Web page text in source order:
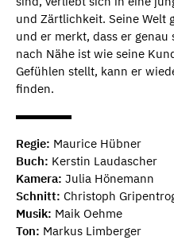
und Zärtlichkeit. Seine Welt
und er merkt, dass er
nach Nähe ist wie seine
Gefühlen stellt, kann er
finden.
Regie: Maurice Hübner
Buch: Kerstin Laudascher
Kamera: Julia Hönemann
Schnitt: Christoph
Musik: Maik Oehme
Ton: Markus Limberger